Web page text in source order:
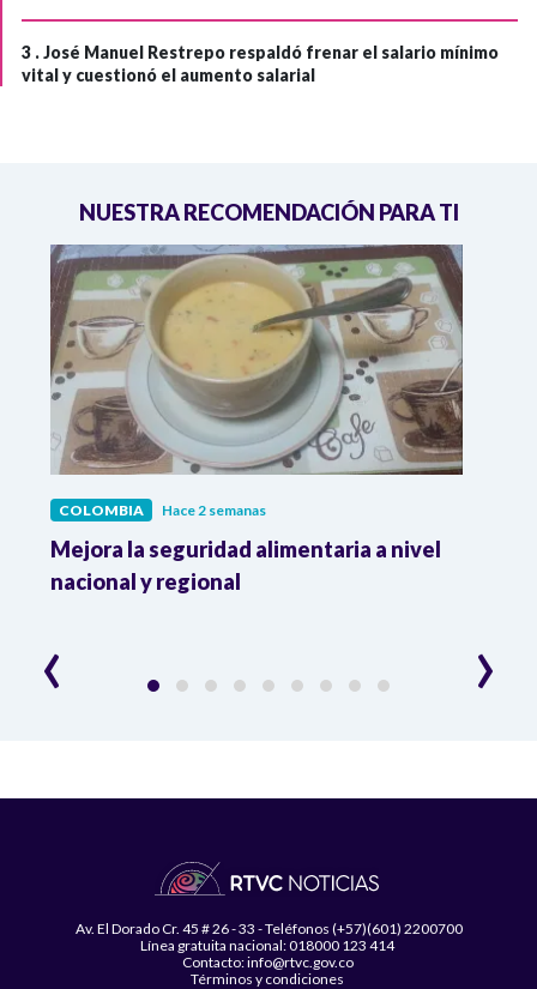
3 .José Manuel Restrepo respaldó frenar el salario mínimo
vital y cuestionó el aumento salarial
NUESTRA RECOMENDACIÓN PARA TI
COLOMBIA Hace 2 semanas
Mejora la seguridad alimentaria a nivel
nacional y regional
‹ ›
Av. El Dorado Cr. 45 # 26 - 33 - Teléfonos (+57)(601) 2200700
Línea gratuita nacional: 018000 123 414
Contacto: info@rtvc.gov.co
Términos y condiciones